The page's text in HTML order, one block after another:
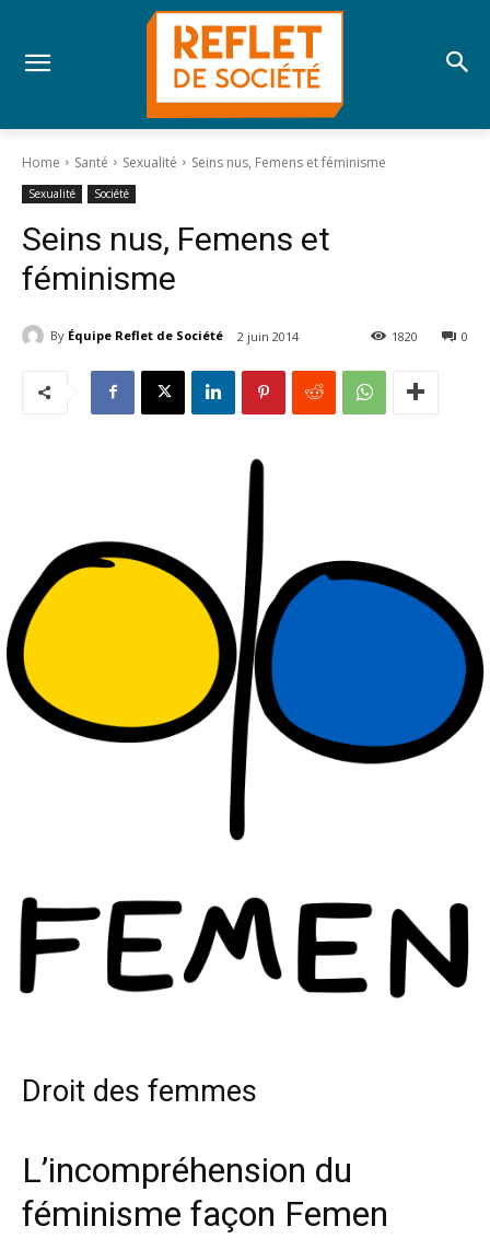
Home Santé Sexualité Seins nus, Femens et féminisme
Sexualité Société
Seins nus, Femens et
féminisme
By Équipe Reflet de Société 2 juin 2014 0
1820
Droit des femmes
L’incompréhension du
féminisme façon Femen